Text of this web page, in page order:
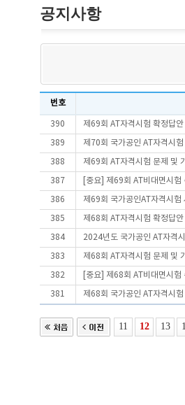
공지사항
번호
390 제69회 AT자격시험 확정답
389 제70회 국가공인 AT자격시
388 제69회 AT자격시험 문제 및
387 [중요] 제69회 AT비대면시험
386 제69회 국가공인AT자격시험
385 제68회 AT자격시험 확정답
384 2024년도 국가공인 AT자격
383 제68회 AT자격시험 문제 및
382 [중요] 제68회 AT비대면시험
381 제68회 국가공인 AT자격시
11 12 13